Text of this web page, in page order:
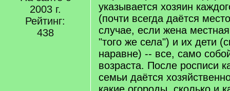
2003 г.
Рейтинг:
438
указывается хозяин
(почти всегда даётся
случае, если жена
"того же села") и их дети
наравне) -- все, само
возраста. После росписи
семьи даётся